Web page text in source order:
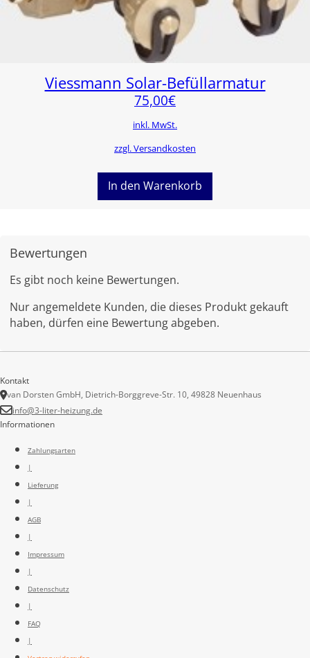
Viessmann Solar-Befüllarmatur
75,00€
inkl. MwSt.
zzgl. Versandkosten
In den Warenkorb
Bewertungen
Es gibt noch keine Bewertungen.
Nur angemeldete Kunden, die dieses Produkt gekauft
haben, dürfen eine Bewertung abgeben.
Informationen
Zahlungsarten
|
Lieferung
|
AGB
|
Impressum
|
Datenschutz
|
FAQ
|
Kontakt
van Dorsten GmbH, Dietrich-Borggreve-Str. 10, 49828 Neuenhaus
info@3-liter-heizung.de